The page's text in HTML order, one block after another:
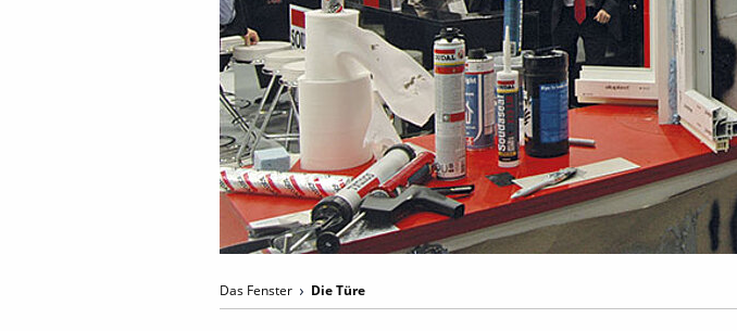
Das Fenster Die Türe